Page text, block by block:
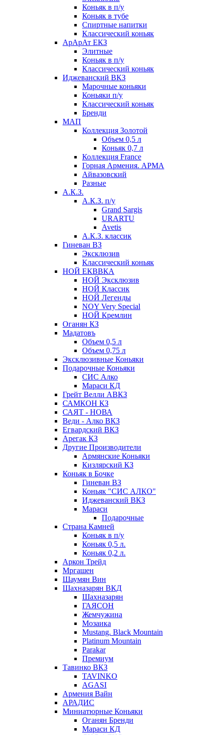
Коньяк в п/у
Коньяк в тубе
Спиртные напитки
Классический коньяк
АрАрАт ЕКЗ
Элитные
Коньяк в п/у
Классический коньяк
Иджеванский ВКЗ
Марочные коньяки
Коньяки п/у
Классический коньяк
Бренди
МАП
Коллекция Золотой
Объем 0,5 л
Коньяк 0,7 л
Коллекция France
Горная Армения. АРМА
Айвазовский
Разные
А.К.З.
А.К.З. п/у
Grand Sargis
URARTU
Avetis
А.К.З. классик
Гиневан ВЗ
Эксклюзив
Классический коньяк
НОЙ ЕКВВКА
НОЙ Эксклюзив
НОЙ Классик
НОЙ Легенды
NOY Very Speсial
НОЙ Кремлин
Оганян КЗ
Мадатовъ
Объем 0,5 л
Объем 0,75 л
Эксклюзивные Коньяки
Подарочные Коньяки
СИС Алко
Мараси КД
Грейт Велли АВКЗ
САМКОН КЗ
САЯТ - НОВА
Веди - Алко ВКЗ
Егвардский ВКЗ
Арегак КЗ
Другие Производители
Армянские Коньяки
Кизлярский КЗ
Коньяк в Бочке
Гиневан ВЗ
Коньяк "СИС АЛКО"
Иджеванский ВКЗ
Мараси
Подарочные
Страна Камней
Коньяк в п/у
Коньяк 0,5 л.
Коньяк 0,2 л.
Аркон Трейд
Мргашен
Шаумян Вин
Шахназарян ВКД
Шахназарян
ГАЯСОН
Жемчужина
Мозаика
Mustang. Black Mountain
Platinum Mountain
Parakar
Премиум
Тавинко ВКЗ
TAVINKO
AGASI
Армения Вайн
АРАДИС
Миниатюрные Коньяки
Оганян Бренди
Мараси КД